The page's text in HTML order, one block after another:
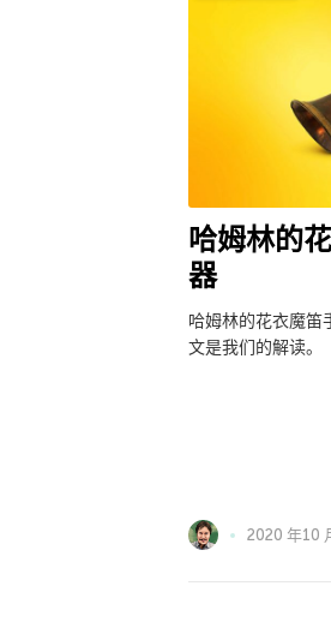
哈姆林的
器
哈姆林的花衣魔笛
文是我们的解读。
2020 年10